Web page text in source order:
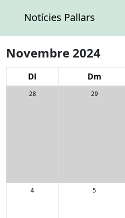
Notícies Pallars
Novembre 2024
Dl Dm
28 29
4 5